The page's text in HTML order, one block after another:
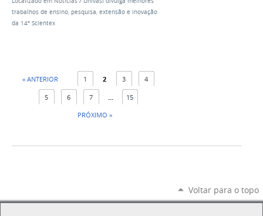
trabalhos de ensino, pesquisa, extensão e inovação
da 14º Scientex
« ANTERIOR 1 2 3 4
5 6 7 ...
15
PRÓXIMO »
Voltar para o topo